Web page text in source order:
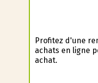
Profitez d'une
achats en ligne
achat.